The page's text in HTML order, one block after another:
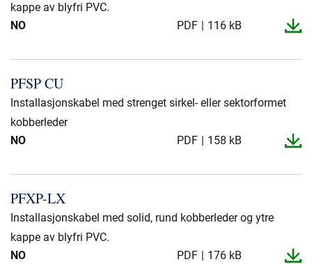
kappe av blyfri PVC.
NO
PDF 116 kB
PFSP CU
Installasjonskabel med strenget sirkel- eller sektorformet
kobberleder
NO
PDF 158 kB
PFXP-​LX
Installasjonskabel med solid, rund kobberleder og ytre
kappe av blyfri PVC.
NO
PDF 176 kB